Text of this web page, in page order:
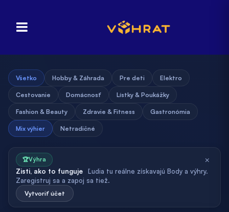
Všetko Hobby & Záhrada Pre deti Elektro
Cestovanie Domácnosť Lístky & Poukážky
Fashion & Beauty Zdravie & Fitness Gastronómia
Mix výhier Netradičné
🏆Výhra
Zisti, ako to funguje
Ľudia tu reálne získavajú Body a výhry.
Zaregistruj sa a zapoj sa tiež.
Vytvoriť účet
×